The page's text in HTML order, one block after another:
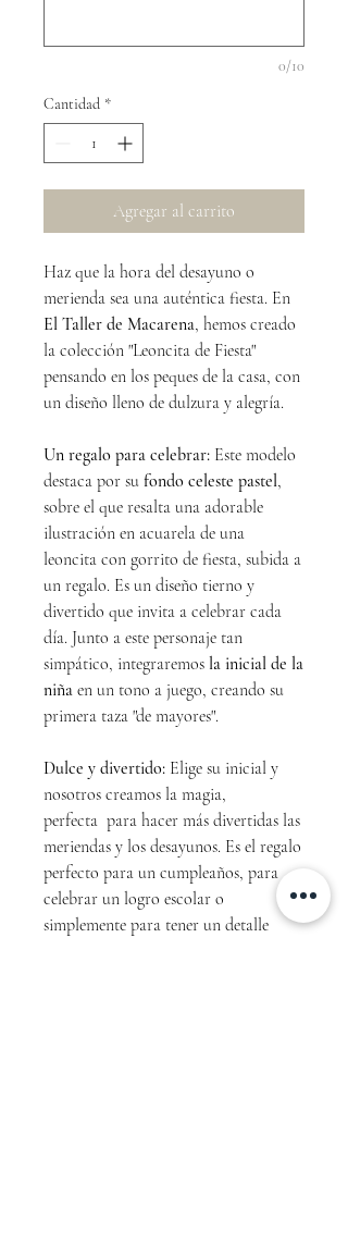
0/10
Cantidad *
Agregar al carrito
Haz que la hora del desayuno o
merienda sea una auténtica fiesta. En
El Taller de Macarena, hemos creado
la colección "Leoncita de Fiesta"
pensando en los peques de la casa, con
un diseño lleno de dulzura y alegría.
Un regalo para celebrar: Este modelo
destaca por su fondo celeste pastel,
sobre el que resalta una adorable
ilustración en acuarela de una
leoncita con gorrito de fiesta, subida a
un regalo. Es un diseño tierno y
divertido que invita a celebrar cada
día. Junto a este personaje tan
simpático, integraremos la inicial de la
niña en un tono a juego, creando su
primera taza "de mayores".
Dulce y divertido: Elige su inicial y
nosotros creamos la magia,
perfecta para hacer más divertidas las
meriendas y los desayunos. Es el regalo
perfecto para un cumpleaños, para
celebrar un logro escolar o
simplemente para tener un detalle